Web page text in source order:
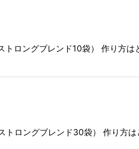
ロングブレンド10袋） 作り方
ロングブレンド30袋） 作り方